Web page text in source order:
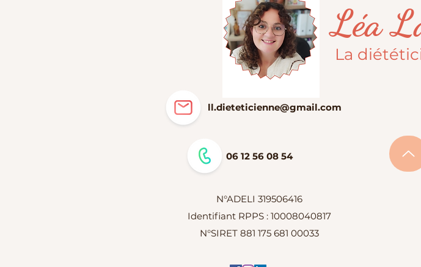
Léa
La
ll.dieteticienne@gmail.com
06 12 56 08 54
N°ADELI 319506416
Identifiant RPPS : 10008040817
N°SIRET 881 175 681 00033